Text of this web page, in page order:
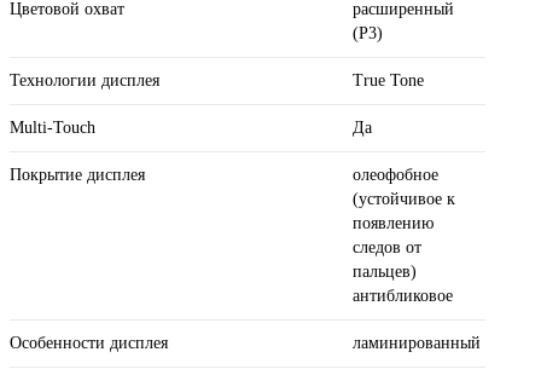
Цветовой охват
расширенный
(P3)
Технологии дисплея True Tone
Multi-Touch Да
Покрытие дисплея
олеофобное
(устойчивое к
появлению
следов от
пальцев)
антибликовое
Особенности дисплея ламинированный